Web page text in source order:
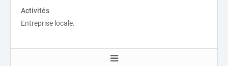
Activités
Entreprise locale.